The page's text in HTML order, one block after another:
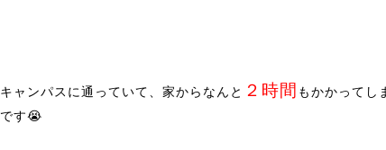
ャンパスに通っていて、家からなんと ２時間 もかかってし
す😭